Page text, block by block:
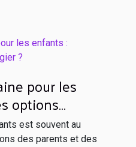
pour les
options
est souvent au
des parents et des